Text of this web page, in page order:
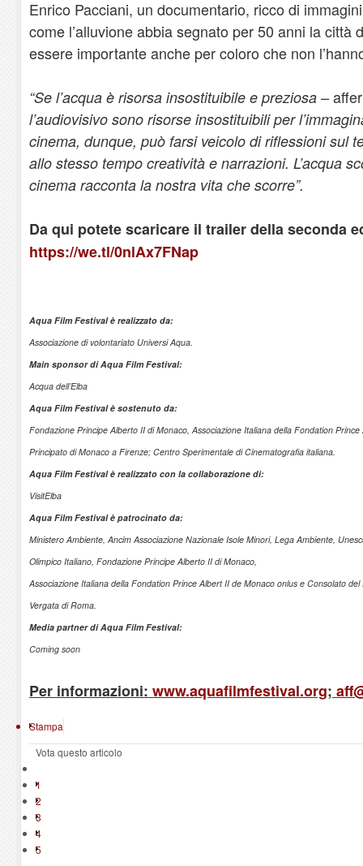
Enrico Pacciani, un documentario, ricco di
come l’alluvione abbia segnato per 50 anni la città
essere importante anche per coloro che non
“Se l’acqua è risorsa insostituibile e preziosa –
l’audiovisivo sono risorse insostituibili per
cinema, dunque, può farsi veicolo di riflessioni sul
allo stesso tempo creatività e narrazioni. L’acqua
cinema racconta la nostra vita che scorre”.
Da qui potete scaricare il trailer della seconda
https://we.tl/0nlAx7FNap
Aqua Film Festival è realizzato da:
Associazione di volontariato Universi Aqua.
Main sponsor di Aqua Film Festival:
Acqua dell’Elba
Aqua Film Festival è sostenuto da:
Fondazione Principe Alberto II di Monaco, Associazione Italiana della Fondation
Principato di Monaco a Firenze; Centro Sperimentale di Cinematografia italiana.
Aqua Film Festival è realizzato con la collaborazione di:
VisitElba
Aqua Film Festival è patrocinato da:
Ministero Ambiente, Ancim Associazione Nazionale Isole Minori, Lega Ambiente,
Olimpico Italiano, Fondazione Principe Alberto II di Monaco,
Associazione Italiana della Fondation Prince Albert II de Monaco onlus e Consolato
Vergata di Roma.
Media partner di Aqua Film Festival:
Coming soon
Per informazioni: www.aquafilmfestival.org;
Stampa
Vota questo articolo
1
2
3
4
5